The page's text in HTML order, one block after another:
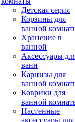
Детская серия
Корзины для
ванной
Хранение в
ванной
Аксессуары
ванн
Карнизы для
ванной
Коврики для
ванной
Настенные
аксессуары для